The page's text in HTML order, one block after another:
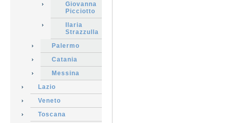
Giovanna
Picciotto
Ilaria
Strazzulla
Palermo
Catania
Messina
Lazio
Veneto
Toscana